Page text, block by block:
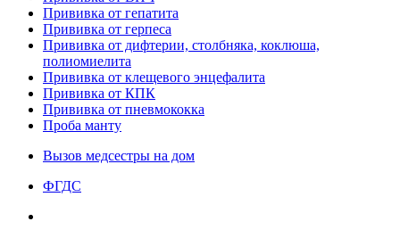
Прививка от гепатита
Прививка от герпеса
Прививка от дифтерии, столбняка, коклюша,
полиомиелита
Прививка от клещевого энцефалита
Прививка от КПК
Прививка от пневмококка
Проба манту
Вызов медсестры на дом
ФГДС